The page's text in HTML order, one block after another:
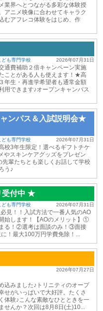
業界へとつながる多彩な体験授
アニメ映像に合わせてキャラク
むアフレコ体験をはじめ、作
2026年07月31日
ども専門学校
通費補助２倍キャンペーン実施
ことがある人も使えます！★高
年生・再進学希望者も通常金額
用できます♪オープンキャンパス
ンパス＆入試説明会★
2026年07月31日
ども専門学校
校3年生限定！選べるギフトチケ
やスキンケアグッズをプレゼン
先輩たちとも楽しくお話して学校
う♪
受付中 ★
2026年07月31日
ども専門学校
見！！入試方法で一番人気のAO
始します！【AOのメリット】①
る！②選考は面談のみ！③面接
！最大100万円学費免除！...
2026年07月27日
込みました♪トリニティのオープ
せがいっぱいで大好評。たくさ
体験♪こんな素敵なひとときを一
せんか？次回は8月8日(土)10...